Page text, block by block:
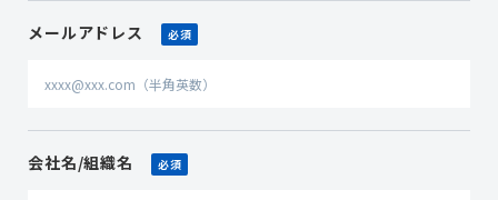
メールアドレス 必須
会社名/組織名 必須